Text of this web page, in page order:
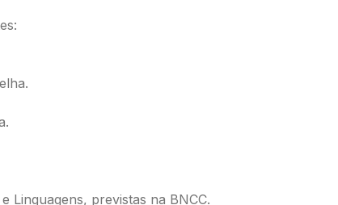
Linguagens, previstas na BNCC.